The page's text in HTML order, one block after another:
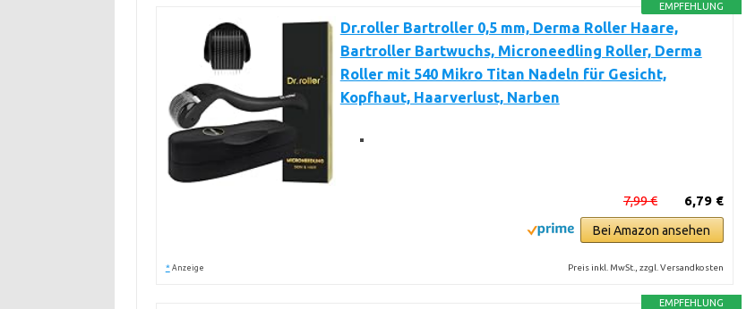
EMPFEHLUNG
Dr.roller Bartroller 0,5 mm, Derma Roller Haare,
Bartroller Bartwuchs, Microneedling Roller, Derma
Roller mit 540 Mikro Titan Nadeln für Gesicht,
Kopfhaut, Haarverlust, Narben
6,79 €
7,99 €
Bei Amazon ansehen
* Anzeige Preis inkl. MwSt., zzgl. Versandkosten
EMPFEHLUNG